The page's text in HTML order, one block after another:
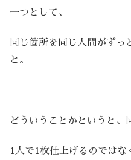
一つとして、
同じ箇所を同じ人間がずっ
と。
どういうことかというと、
1人で1枚仕上げるのではな